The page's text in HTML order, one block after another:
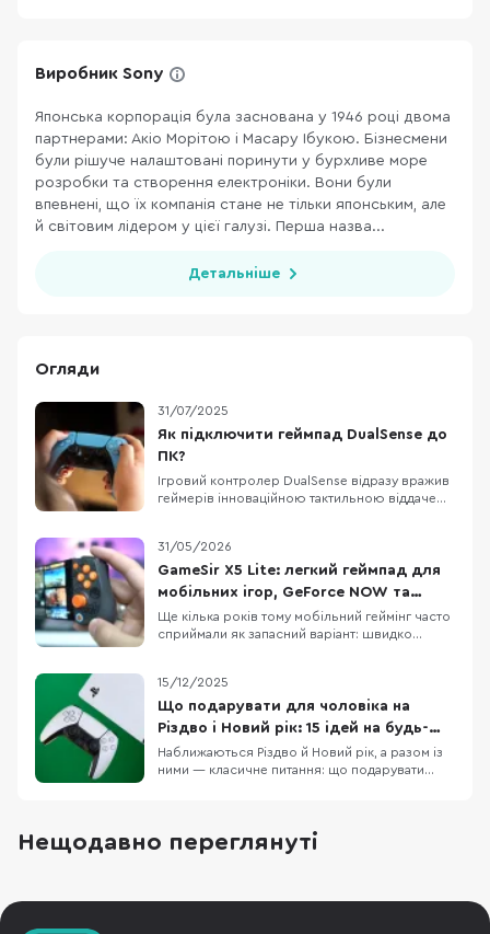
Виробник Sony
Японська корпорація була заснована у 1946 році двома
партнерами: Акіо Морітою і Масару Ібукою. Бізнесмени
були рішуче налаштовані поринути у бурхливе море
розробки та створення електроніки. Вони були
впевнені, що їх компанія стане не тільки японським, але
й світовим лідером у цієї галузі. Перша назва...
Детальніше
Огляди
31/07/2025
Як підключити геймпад DualSense до
ПК?
Ігровий контролер DualSense відразу вражив
геймерів інноваційною тактильною віддачею
він сумісний і з комп’ютерами, ноутбуками та
навіть смартфонами. Потрібно лише
правильно під’єднати DualSense і виконати
31/05/2026
GameSir X5 Lite: легкий геймпад для
мобільних ігор, GeForce NOW та
GameHub
Ще кілька років тому мобільний геймінг часто
сприймали як запасний варіант: швидко
помітно застаріла. Смартфони стали
потужнішими, хмарні сервіси на кшталт
GeForce NOW навчилися доставляти ПК-ігри
на телефон, а
15/12/2025
Що подарувати для чоловіка на
Різдво і Новий рік: 15 ідей на будь-
який бюджет
Наближаються Різдво й Новий рік, а разом із
ними — класичне питання: що подарувати
офісного працівника, спортсмена, меломана
та любителя подорожей. Тут немає
Нещодавно переглянуті